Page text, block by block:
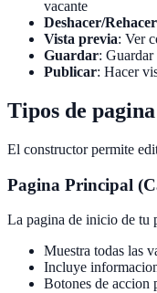
vacante
Deshacer/Rehacer
Vista previa: Ver
Guardar: Guardar
Publicar: Hacer
Tipos de pagina
El constructor permite
Pagina Principal
La pagina de inicio de tu
Muestra todas las
Incluye
Botones de accion